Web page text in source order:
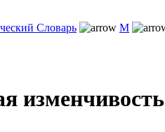
Словарь М
изменчивость